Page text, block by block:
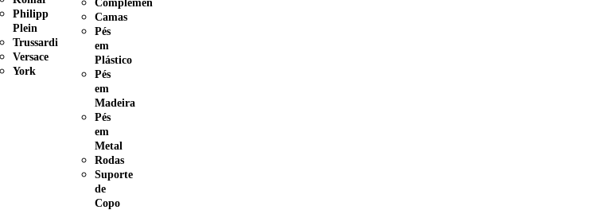
Philipp
Plein
Trussardi
Versace
York
Complementos
Camas
Pés
em
Plástico
Pés
em
Madeira
Pés
em
Metal
Rodas
Suporte
de
Copo